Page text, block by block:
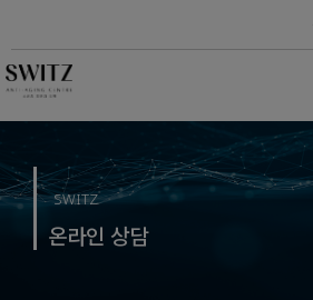
SWITZ
온라인 상담